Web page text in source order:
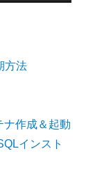
方法
ナ作成＆起動
インスト